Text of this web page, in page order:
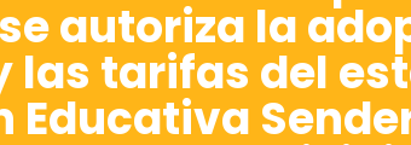
autoriza la
las tarifas del